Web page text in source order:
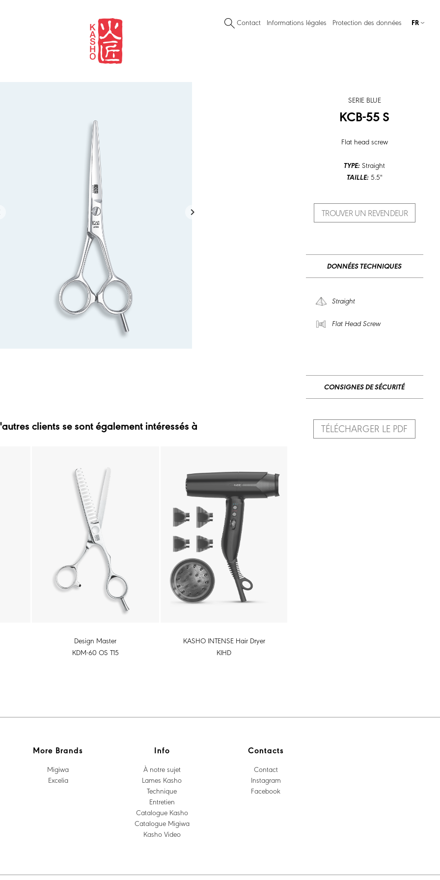
Contact Informations légales Protection des données FR
SERIE BLUE
KCB-55 S
Flat head screw
TYPE: Straight
TAILLE: 5.5"
TROUVER UN REVENDEUR
DONNÉES TECHNIQUES
Straight
Flat Head Screw
CONSIGNES DE SÉCURITÉ
TÉLÉCHARGER LE PDF
clients se sont également intéressés à
Design Master
KDM-60 OS T15
KASHO INTENSE Hair Dryer
KIHD
More Brands Info Contacts
Migiwa
Excelia
À notre sujet
Lames Kasho
Technique
Entretien
Catalogue Kasho
Catalogue Migiwa
Kasho Video
Contact
Instagram
Facebook